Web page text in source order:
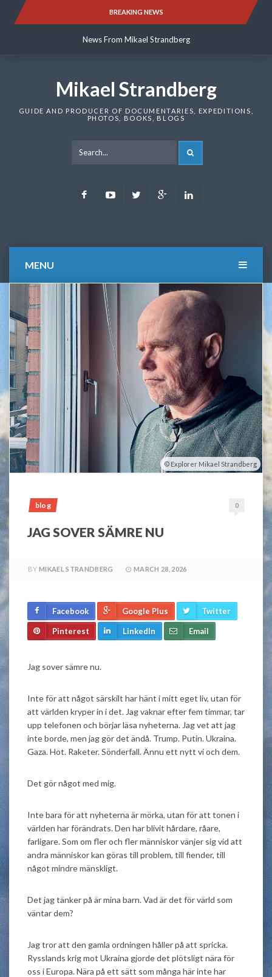
BREAKING NEWS
News From Mikael Strandberg
News From Mikael Strandberg
Mikael Strandberg
GUIDE AND PRODUCER OF DOCUMENTARIES, EXPEDITIONS,
PHOTOS, BOOKS, BLOGS
FacebookYoutubeTwitter Google
MENU
Explorer Mikael Strandberg
blog 0
JAG SOVER SÄMRE NU
BY MIKAEL STRANDBERG MARCH 28, 2026
Facebook Google Plus Twitter
Pinterest LinkedIn Email
Jag sover sämre nu.
Inte för att något särskilt har hänt i mitt eget liv, utan för
att världen kryper in i det. Jag vaknar efter fem timmar, tar
upp telefonen och börjar läsa nyheterna. Jag vet att jag
inte borde, men jag gör det ändå. Trump. Putin. Ukraina.
Gaza. Hot. Raketer. Sönderfall. Ännu ett nytt vi och dem.
Det gör något med mig.
Inte bara för att nyheterna är mörka, utan för att tonen i
världen har förändrats. Den har blivit hårdare, råare,
farligare. Som om fler och fler människor vänjer sig vid att
andra människor kan göras till problem, till fiender, till
något mindre mänskligt.
Det jag tänker på är mina barn. Vad är det för värld som
väntar dem?
Jag tror att den gamla ordningen håller på att spricka.
Rysslands krig mot Ukraina gjorde det plötsligt nära för
oss i Europa. Nära på ett sätt som många här inte har